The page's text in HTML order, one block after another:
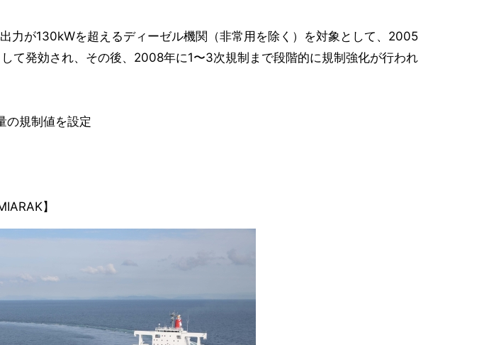
力が130kWを超えるディーゼル機関（非常用を除く）を対象として、2005
て発効され、その後、2008年に1〜3次規制まで段階的に規制強化が行われ
の規制値を設定
】